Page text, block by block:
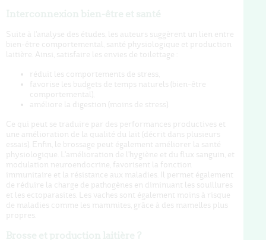
Suite à l'analyse des études, les auteurs suggèrent un lien entre
bien-être comportemental, santé physiologique et production
laitière. Ainsi, satisfaire les envies de toilettage :
réduit les comportements de stress,
favorise les budgets de temps naturels (bien-être
comportemental),
améliore la digestion (moins de stress).
Ce qui peut se traduire par des performances productives et
une amélioration de la qualité du lait (décrit dans plusieurs
essais). Enfin, le brossage peut également améliorer la santé
physiologique. L'amélioration de l'hygiène et du flux sanguin, et
modulation neuroendocrine, favorisent la fonction
immunitaire et la résistance aux maladies. Il permet également
de réduire la charge de pathogènes en diminuant les souillures
et les ectoparasites. Les vaches sont également moins à risque
de maladies comme les mammites, grâce à des mamelles plus
propres.